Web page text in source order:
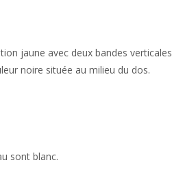
jaune avec deux bandes verticales
noire située au milieu du dos.
sont blanc.